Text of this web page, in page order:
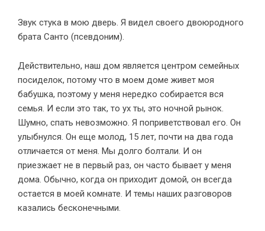
Звук стука в мою дверь. Я видел своего двоюродного
брата Санто (псевдоним).
Действительно, наш дом является центром семейных
посиделок, потому что в моем доме живет моя
бабушка, поэтому у меня нередко собирается вся
семья. И если это так, то ух ты, это ночной рынок.
Шумно, спать невозможно. Я поприветствовал его. Он
улыбнулся. Он еще молод, 15 лет, почти на два года
отличается от меня. Мы долго болтали. И он
приезжает не в первый раз, он часто бывает у меня
дома. Обычно, когда он приходит домой, он всегда
остается в моей комнате. И темы наших разговоров
казались бесконечными.